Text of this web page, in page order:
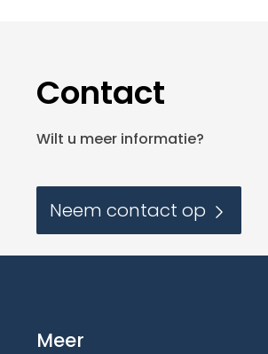
Contact
Wilt u meer informatie?
Neem contact op
Meer